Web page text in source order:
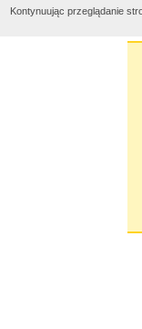
Kontynuując przeglądanie